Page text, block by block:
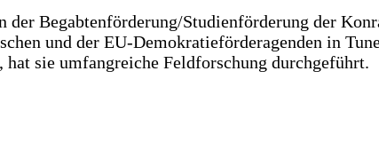
der Begabtenförderung/Studienförderung der
und der EU-Demokratieförderagenden in
sie umfangreiche Feldforschung durchgeführt.